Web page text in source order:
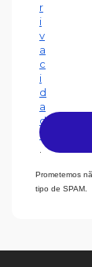
r
i
v
a
c
i
d
a
d
e
Prometemos
tipo de SPAM.